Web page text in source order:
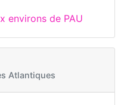
environs de PAU
Atlantiques